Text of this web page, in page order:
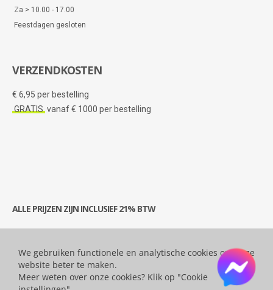
Za > 10.00 - 17.00
Feestdagen gesloten
VERZENDKOSTEN
€ 6,95 per bestelling
GRATIS vanaf € 1000 per bestelling
ALLE PRIJZEN ZIJN INCLUSIEF 21% BTW
© 2026 Bytesatwork.be - Alle rechten voorbehouden.
We gebruiken functionele en analytische cookies om onze
website beter te maken.
Meer weten over onze cookies? Klik op "Cookie